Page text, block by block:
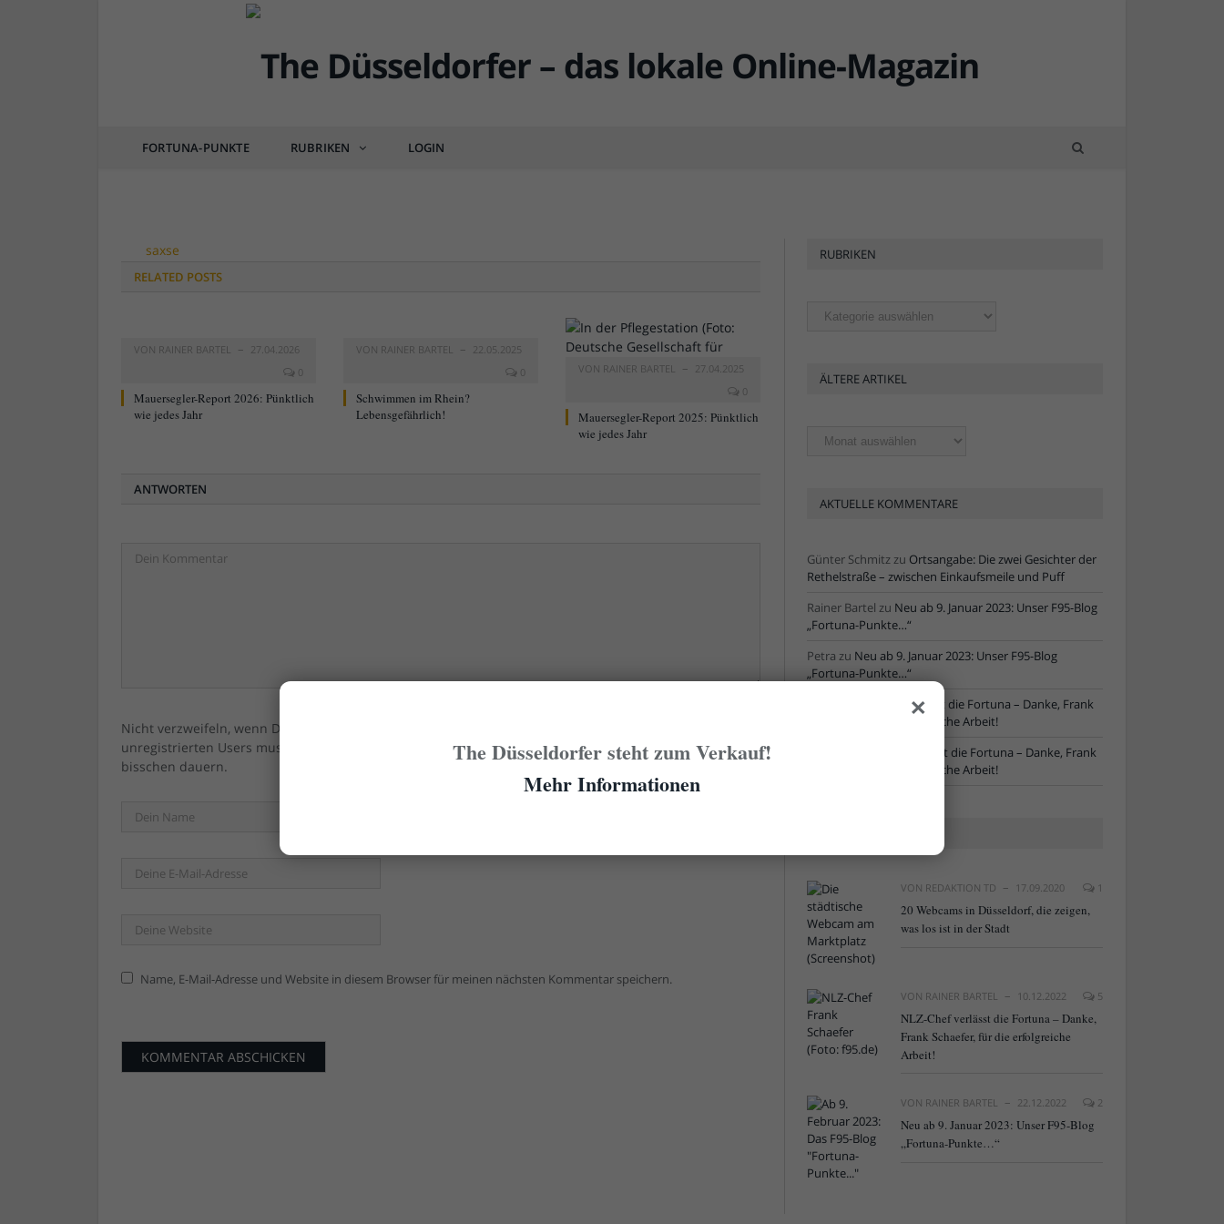
FORTUNA-PUNKTE RUBRIKEN LOGIN
saxse
RELATED POSTS
VON RAINER BARTEL
27.04.2026
0
Mauersegler-Report 2026: Pünktlich
wie jedes Jahr
VON RAINER BARTEL
22.05.2025
0
Schwimmen im Rhein?
Lebensgefährlich!
VON RAINER BARTEL
27.04.2025
0
Mauersegler-Report 2025: Pünktlich
wie jedes Jahr
ANTWORTEN
Nicht verzweifeln, wenn Dein/Ihr Kommentar nicht sofort hier erscheint. Der erste Kommentar eines
unregistrierten Users muss immer erst vom Admin freigegeben werden. Das kann manchmal ein
bisschen dauern.
Name, E-Mail-Adresse und Website in diesem Browser für meinen nächsten Kommentar speichern.
RUBRIKEN
Rubriken
ÄLTERE ARTIKEL
Ältere
AKTUELLE KOMMENTARE
Günter Schmitzzu Ortsangabe: Die zwei Gesichter der
Rethelstraße – zwischen Einkaufsmeile und Puff
Rainer Bartel zu Neu ab 9. Januar 2023: Unser F95-Blog
„Fortuna-Punkte…“
Petra zu Neu ab 9. Januar 2023: Unser F95-Blog
„Fortuna-Punkte…“
NLZ-Chef verlässt die Fortuna – Danke, Frank
Schaefer, für die erfolgreiche Arbeit!
NLZ-Chef verlässt die Fortuna – Danke, Frank
Schaefer, für die erfolgreiche Arbeit!
VON REDAKTION TD 17.09.2020 1
20 Webcams in Düsseldorf, die zeigen,
was los ist in der Stadt
VON RAINER BARTEL 10.12.2022 5
NLZ-Chef verlässt die Fortuna – Danke,
Frank Schaefer, für die erfolgreiche
Arbeit!
VON RAINER BARTEL 22.12.2022 2
Neu ab 9. Januar 2023: Unser F95-Blog
„Fortuna-Punkte…“
×
The Düsseldorfer steht zum Verkauf!
Mehr Informationen